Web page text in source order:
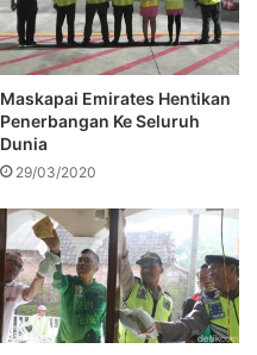
Maskapai Emirates Hentikan
Penerbangan Ke Seluruh
Dunia
29/03/2020